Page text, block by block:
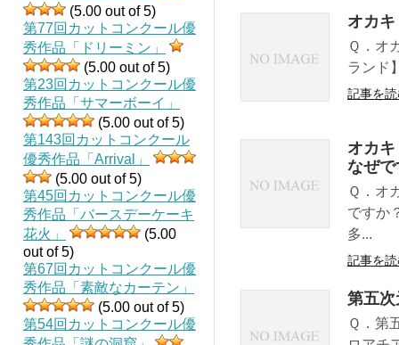
(5.00 out of 5)
第77回カットコンクール優
秀作品「ドリーミン」
(5.00 out of 5)
第23回カットコンクール優
秀作品「サマーボーイ」
(5.00 out of 5)
第143回カットコンクール
優秀作品「Arrival」
(5.00 out of 5)
第45回カットコンクール優
秀作品「バースデーケーキ
花火」
(5.00
out of 5)
第67回カットコンクール優
秀作品「素敵なカーテン」
(5.00 out of 5)
第54回カットコンクール優
オカ
Ｑ．オ
ランド
記事を
オカ
なぜ
Ｑ．オ
ですか
多...
記事を
第五
Ｑ．第